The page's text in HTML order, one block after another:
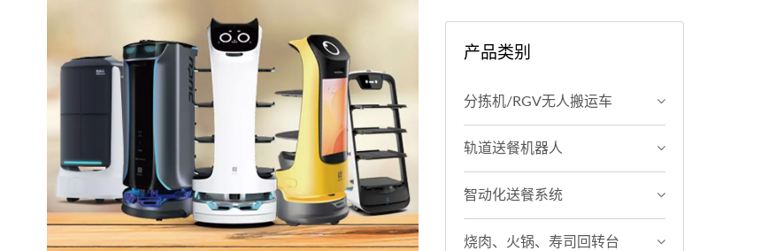
产品类别
分拣机/RGV无人搬运车
轨道送餐机器人
智动化送餐系统
烧肉、火锅、寿司回转台